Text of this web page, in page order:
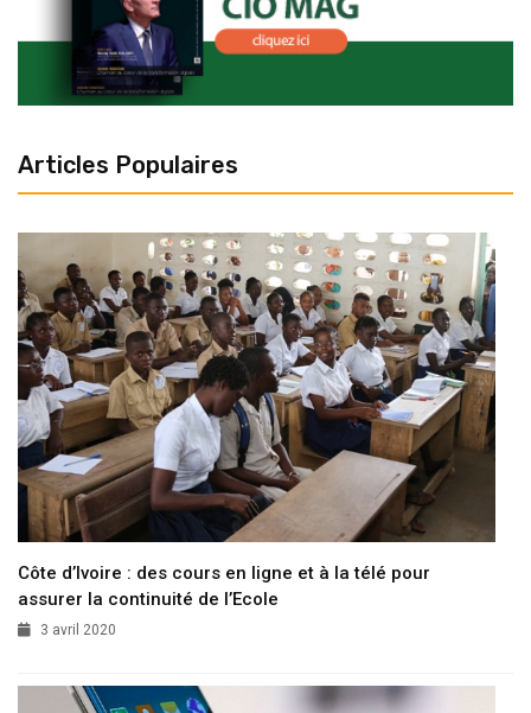
Articles Populaires
Côte d’Ivoire : des cours en ligne et à la télé pour
assurer la continuité de l’Ecole
3 avril 2020